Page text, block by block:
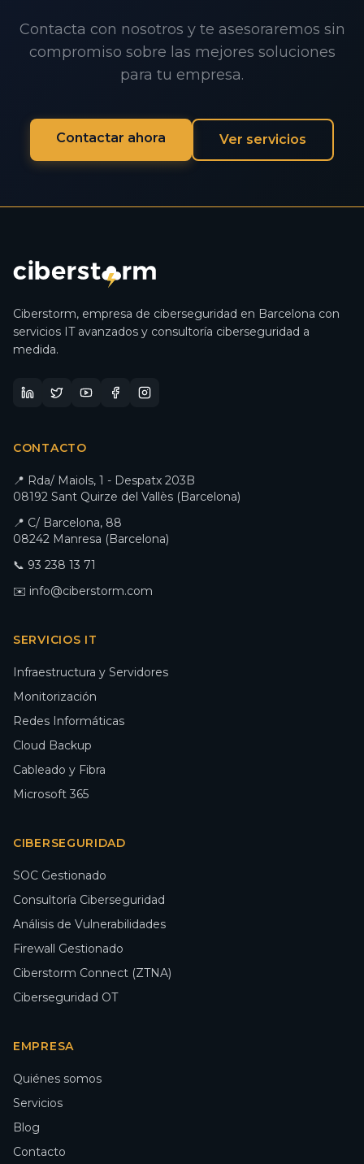
Contacta con nosotros y te asesoraremos sin
compromiso sobre las mejores soluciones
para tu empresa.
Contactar ahora Ver servicios
Ciberstorm, empresa de ciberseguridad en Barcelona con
servicios IT avanzados y consultoría ciberseguridad a
medida.
CONTACTO
📍 Rda/ Maiols, 1 - Despatx 203B
08192 Sant Quirze del Vallès (Barcelona)
📍 C/ Barcelona, 88
08242 Manresa (Barcelona)
📞 93 238 13 71
✉️ info@ciberstorm.com
SERVICIOS IT
Infraestructura y Servidores
Monitorización
Redes Informáticas
Cloud Backup
Cableado y Fibra
Microsoft 365
CIBERSEGURIDAD
SOC Gestionado
Consultoría Ciberseguridad
Análisis de Vulnerabilidades
Firewall Gestionado
Ciberstorm Connect (ZTNA)
Ciberseguridad OT
EMPRESA
Quiénes somos
Servicios
Blog
Contacto